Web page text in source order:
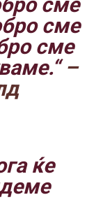
сме
сме
–
ќе